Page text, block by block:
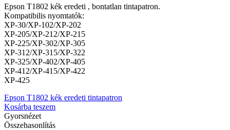
Epson T1802 kék eredeti , bontatlan tintapatron.
Kompatibilis nyomtatók:
XP-30/XP-102/XP-202
XP-205/XP-212/XP-215
XP-225/XP-302/XP-305
XP-312/XP-315/XP-322
XP-325/XP-402/XP-405
XP-412/XP-415/XP-422
XP-425
Epson T1802 kék eredeti tintapatron
Kosárba teszem
Gyorsnézet
Összehasonlítás